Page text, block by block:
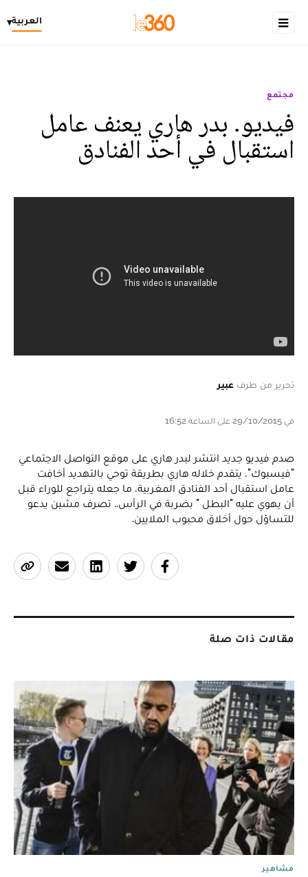
العربية▾
مجتمع
فيديو. بدر هاري يعنف عامل
استقبال في أحد الفنادق
تحرير من طرف عبير
في 29/10/2015 على الساعة 16:52
صدم فيديو جديد انتشر لبدر هاري على موقع التواصل الاجتماعي
"فيسبوك"، يتقدم خلاله هاري بطريقة توحي بالتهديد أخافت
عامل استقبال أحد الفنادق المغربية، ما جعله يتراجع للوراء قبل
أن يهوي عليه "البطل " بضربة في الرأس.. تصرف مشين يدعو
للتساؤل حول أخلاق محبوب الملايين.
مقالات ذات صلة
مشاهير